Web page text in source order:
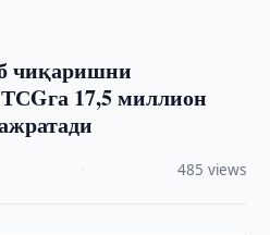
чиқаришни
17,5 миллион
485 views